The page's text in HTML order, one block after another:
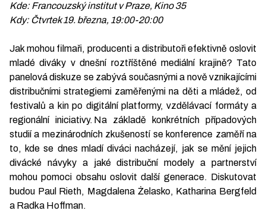
Kde: Francouzský institut v Praze, Kino 35
Kdy: Čtvrtek 19. března, 19:00-20:00
Jak mohou filmaři, producenti a distributoři efektivně oslovit
mladé diváky v dnešní roztříštěné mediální krajině? Tato
panelová diskuze se zabývá současnými a nově vznikajícími
distribučními strategiemi zaměřenými na děti a mládež, od
festivalů a kin po digitální platformy, vzdělávací formáty a
regionální iniciativy. Na základě konkrétních případových
studií a mezinárodních zkušeností se konference zaměří na
to, kde se dnes mladí diváci nacházejí, jak se mění jejich
divácké návyky a jaké distribuční modely a partnerství
mohou pomoci obsahu oslovit další generace. Diskutovat
budou Paul Rieth, Magdalena Żelasko, Katharina Bergfeld
a Radka Hoffman.